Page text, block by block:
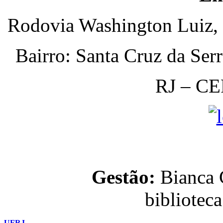
Rodovia Washington
Bairro: Santa Cruz da
RJ –
Gestão: Bianca